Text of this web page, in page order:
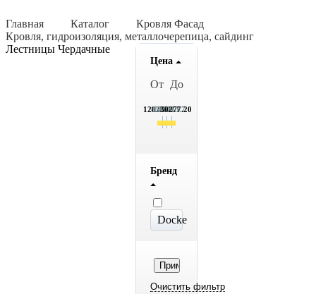
Главная Каталог
Кровля Фасад
Кровля, гидроизоляция, металлочерепица, сайдинг
Лестницы Чердачные
Цена
От До
1262.70
8516.7
15769.7
23023.7
30277.20
Бренд
Docke